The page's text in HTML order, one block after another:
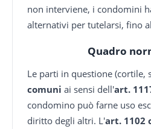
non interviene, i condomini
alternativi per tutelarsi, fino
Quadro
Le parti in questione (cortile,
comuni ai sensi dell'art.
condomino può farne uso
diritto degli altri. L'art. 1102